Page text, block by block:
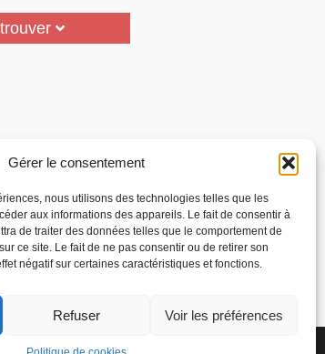
Gérer le consentement
nous utilisons des technologies telles que les
aux informations des appareils. Le fait de consentir à
de traiter des données telles que le comportement de
ce site. Le fait de ne pas consentir ou de retirer son
négatif sur certaines caractéristiques et fonctions.
Refuser Voir les préférences
des